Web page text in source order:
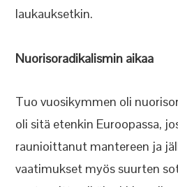
laukauksetkin.
Nuorisoradikalismin aikaa
Tuo vuosikymmen oli
oli sitä etenkin Euroopassa,
raunioittanut mantereen ja
vaatimukset myös suurten